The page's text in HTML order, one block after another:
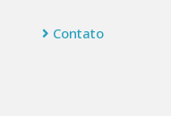
Contato